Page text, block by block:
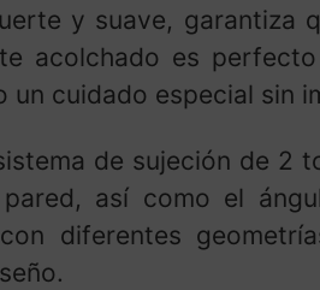
y suave, garantiza
acolchado es
un cuidado especial sin
de sujeción de 2
así como el
diferentes